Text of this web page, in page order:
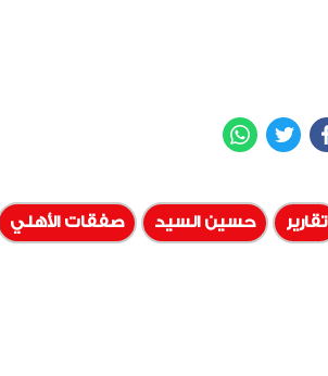
Facebook
Twitter
تقارير حسين السيد صفقات الأهلي